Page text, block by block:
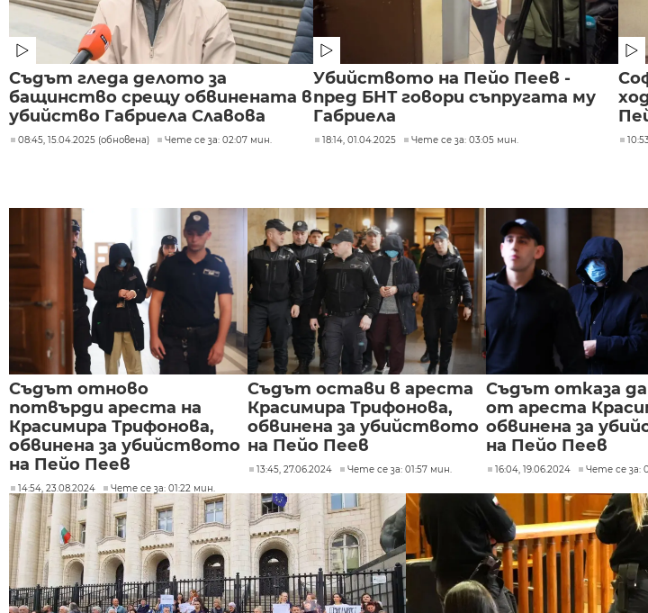
Съдът гледа делото за
бащинство срещу обвинената в
убийство Габриела Славова
08:45, 15.04.2025 (обновена) Чете се за: 02:07 мин.
Убийството на Пейо Пеев -
пред БНТ говори съпругата му
Габриела
18:14, 01.04.2025 Чете се за: 03:05 мин.
Съдът отново
потвърди ареста на
Красимира Трифонова,
обвинена за убийството
на Пейо Пеев
14:54, 23.08.2024 Чете се за: 01:22 мин.
Съдът остави в ареста
Красимира Трифонова,
обвинена за убийството
на Пейо Пеев
13:45, 27.06.2024 Чете се за: 01:57 мин.
Съдът отказа да
от ареста
обвинена за
на Пейо Пеев
16:04, 19.06.2024 Чете се за: